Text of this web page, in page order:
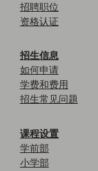
招聘职位
资格认证
招生信息
如何申请
学费和费用
招生常见问题
课程设置
学前部
小学部